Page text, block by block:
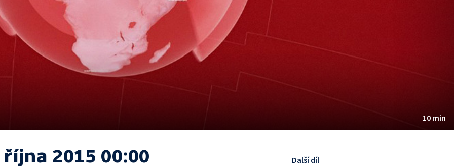
10 min
října 2015 00:00 Další díl